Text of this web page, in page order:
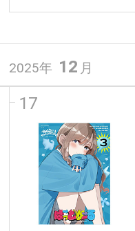
2025年 12 月
17